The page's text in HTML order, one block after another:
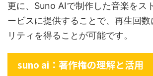
更に、Suno AIで制作した音楽をス
ービスに提供することで、再生回
リティを得ることが可能です。
suno ai：著作権の理解と活用